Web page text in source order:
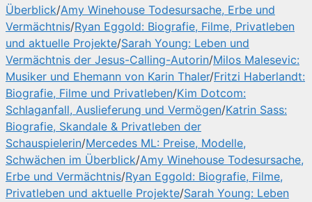
Überblick/Amy Winehouse Todesursache, Erbe und
Vermächtnis/Ryan Eggold: Biografie, Filme, Privatleben
und aktuelle Projekte/Sarah Young: Leben und
Vermächtnis der Jesus-Calling-Autorin/Milos Malesevic:
Musiker und Ehemann von Karin Thaler/Fritzi Haberlandt:
Biografie, Filme und Privatleben/Kim Dotcom:
Schlaganfall, Auslieferung und Vermögen/Katrin Sass:
Biografie, Skandale & Privatleben der
Schauspielerin/Mercedes ML: Preise, Modelle,
Schwächen im Überblick/Amy Winehouse Todesursache,
Erbe und Vermächtnis/Ryan Eggold: Biografie, Filme,
Privatleben und aktuelle Projekte/Sarah Young: Leben